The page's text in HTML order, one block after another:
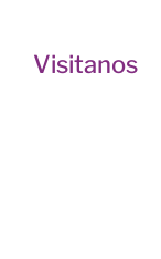
Visitanos